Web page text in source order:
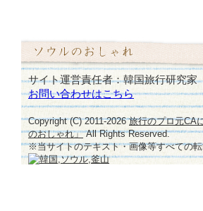
サイト運営責任者：韓国旅行研究
お問い合わせはこちら
Copyright (C) 2011-2026旅行のプロ元CA
のおしゃれ」All Rights Reserved.
※当サイトのテキスト・画像等すべての